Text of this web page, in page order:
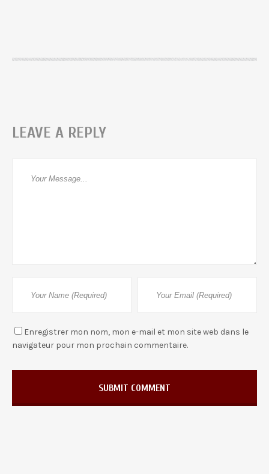
LEAVE A REPLY
Enregistrer mon nom, mon e-mail et mon site web dans le
navigateur pour mon prochain commentaire.